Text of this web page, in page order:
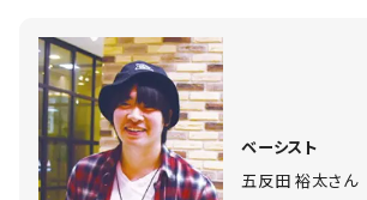
ベーシスト
五反田 裕太さん